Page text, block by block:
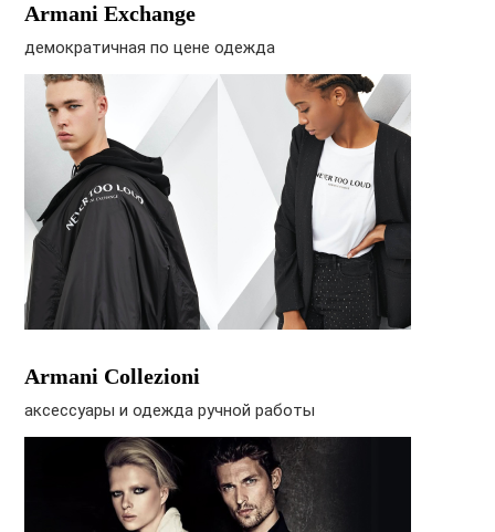
Armani Exchange
демократичная по цене одежда
Armani Collezioni
аксессуары и одежда ручной работы